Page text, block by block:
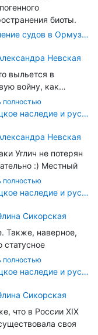
биоты.
Скопление судов в Ормузском проливе грозит катастрофическим распространением инвазивных видов
Невская
выльется в
войну, как
известная война
сыр. Собаки
региональный
начнут делать
мастера региона, а
энтузиастов,
можно подумать
Пока рано, рано.
полностью
Немецкое наследие и русский характер: история колбасного дела в Российской империи
Невская
Углич не потерян
:) Местный
сыроделия
сейчас отличные
- хотя конечно,
рецепты
колбасников
прекрасно. Только
дело не
(в самом
случае оно могло
плановую
а не
ремесла,
полностью
Немецкое наследие и русский характер: история колбасного дела в Российской империи
Сикорская
Также, наверное,
статусное
В
есть защита
ветчина не
производиться в
регионе. У нас это
не работает.
полностью
Немецкое наследие и русский характер: история колбасного дела в Российской империи
Сикорская
что в России XIX
своя